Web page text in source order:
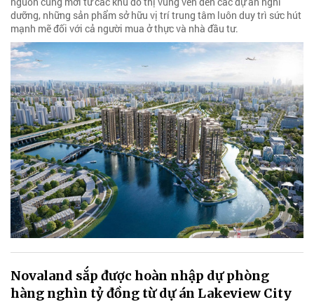
dưỡng, những sản phẩm sở hữu vị trí trung tâm luôn duy trì sức hút
mạnh mẽ đối với cả người mua ở thực và nhà đầu tư.
Novaland sắp được hoàn nhập dự phòng
hàng nghìn tỷ đồng từ dự án Lakeview City